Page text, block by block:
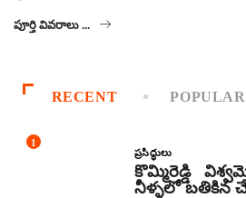
పూర్తి వివరాలు ...
RECENT POPULAR
1
ప్రసిద్ధులు
కొమ్మిరెడ్డి
నీళ్ళలో బతికిన